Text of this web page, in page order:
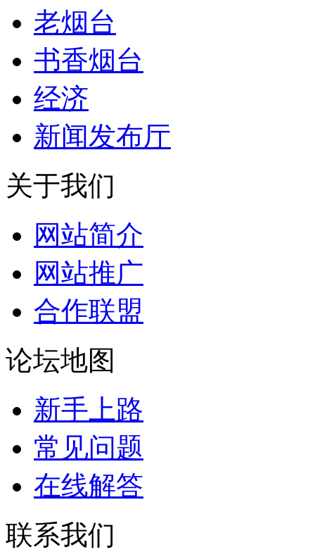
老烟台
书香烟台
经济
新闻发布厅
关于我们
网站简介
网站推广
合作联盟
论坛地图
新手上路
常见问题
在线解答
联系我们